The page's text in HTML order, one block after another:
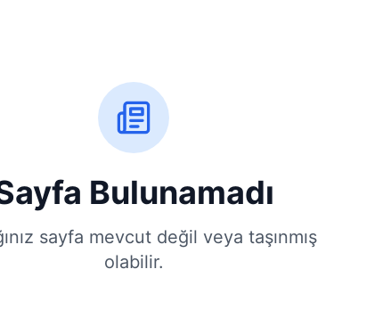
Bulunamadı
sayfa mevcut değil veya taşınmış
olabilir.